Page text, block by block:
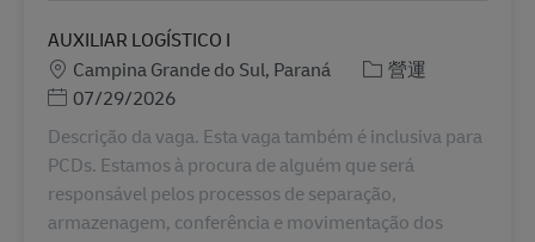
AUXILIAR LOGÍSTICO I
地點Campina Grande do Sul, Paraná 分類營運
Posted Date
07/29/2026
Descrição da vaga. Esta vaga também é inclusiva para
PCDs. Estamos à procura de alguém que será
responsável pelos processos de separação,
armazenagem, conferência e movimentação dos